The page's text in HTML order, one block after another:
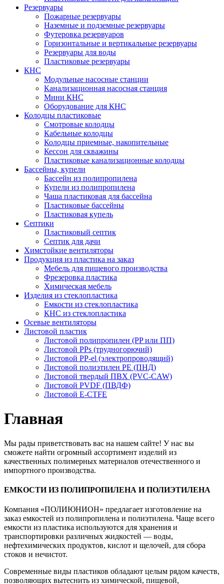
Резервуары
Пожарные резервуары
Наземные и подземные резервуары
Футеровка резервуаров
Горизонтальные и вертикальные резервуары
Резервуары для воды
Пластиковые резервуары
КНС
Модульные насосные станции
Канализационная насосная станция
Мини КНС
Оборудование для КНС
Колодцы пластиковые
Смотровые колодцы
Кабельные колодцы
Колодцы приемные, накопительные
Кессон для скважины
Пластиковые канализационные колодцы
Бассейны, купели
Бассейн из полипропилена
Купели из полипропилена
Чаша пластиковая для бассейна
Пластиковые бассейны
Пластиковая купель
Септики
Пластиковый септик
Септик для дачи
Химстойкие вентиляторы
Продукция из пластика на заказ
Мебель для пищевого производства
Фрезеровка пластика
Химическая мебель
Изделия из стеклопластика
Емкости из стеклопластика
КНС из стеклопластика
Осевые вентиляторы
Листовой пластик
Листовой полипропилен (PP или ПП)
Листовой PPs (трудногорючий)
Листовой PP-el (электропроводящий)
Листовой полиэтилен PE (ПНД)
Листовой твердый ПВХ (PVC-CAW)
Листовой PVDF (ПВДФ)
Листовой E-CTFE
Главная
Мы рады приветствовать вас на нашем сайте! У нас вы
сможете найти огромный ассортимент изделий из
качественных полимерных материалов отечественного и
импортного производства.
ЕМКОСТИ ИЗ ПОЛИПРОПИЛЕНА И ПОЛИЭТИЛЕНА
Компания «ПОЛИЮНИОН» предлагает изготовление на
заказ емкостей из полипропилена и полиэтилена. Чаще всего
емкости из пластика используются для хранения и
транспортировки различных жидкостей — воды,
нефтехимических продуктов, кислот и щелочей, для сбора
стоков и нечистот.
Современные виды пластиков обладают целым рядом качеств,
позволяющих вытеснить из химической, пищевой,